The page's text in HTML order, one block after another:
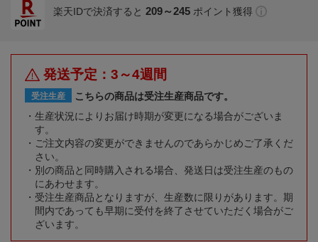
楽天IDで決済すると 209～245 ポイント獲得
発送予定：3～4週間
受注生産
こちらの商品は受注生産商品です。
生産状況によりお届け時期が変更になる場合がございま
す。
ご注文内容の変更ができませんのであらかじめご了承くだ
さい。
別の商品と同時購入される場合、発送日は受注生産のもの
にあわせます。
受注生産商品となりますが、生産数に限りがあります。期
間内であっても早期に受付を終了させていただく場合がご
ざいます。